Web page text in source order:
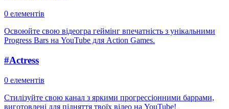
0 елементів
Освоюйте свою відеогра геймінг впечатність з унікальними
Progress Bars на YouTube для Action Games.
#Actress
0 елементів
Стилізуйте свою канал з яркими прогрессіонними баррами,
виготовлені для підняття твоїх відео на YouTube!